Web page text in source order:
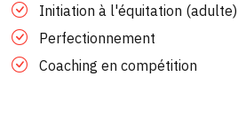
Initiation à l'équitation (adulte)
Perfectionnement
Coaching en compétition